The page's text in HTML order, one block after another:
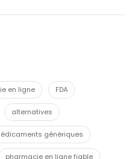
en ligne FDA
alternatives
génériques
pharmacie en ligne fiable